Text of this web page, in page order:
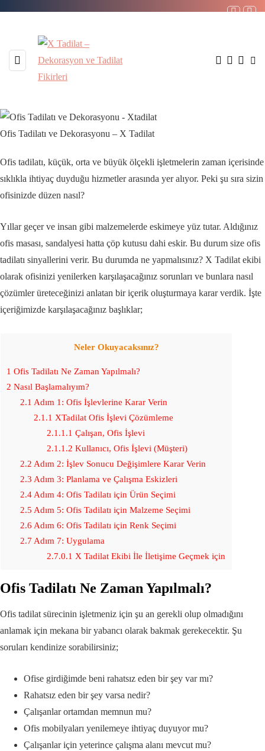
Ofis Tadilatı ve Dekorasyonu – X Tadilat
Ofis tadilatı, küçük, orta ve büyük ölçekli işletmelerin zaman içerisinde
sıklıkla ihtiyaç duyduğu hizmetler arasında yer alıyor. Peki şu sıra sizin
ofisinizde düzen nasıl?
Yıllar geçer ve insan gibi malzemelerde eskimeye yüz tutar. Aldığınız
ofis masası, sandalyesi hatta çöp kutusu dahi eskir. Bu durum size ofis
tadilatı sinyallerini verir. Bu durumda ne yapmalısınız? X Tadilat ekibi
olarak ofisinizi yenilerken karşılaşacağınız sorunları ve bunlara nasıl
çözümler üreteceğinizi anlatan bir içerik oluşturmaya karar verdik. İşte
içeriğimizde karşılaşacağınız başlıklar;
Neler Okuyacaksınız?
1 Ofis Tadilatı Ne Zaman Yapılmalı?
2 Nasıl Başlamalıyım?
2.1 Adım 1: Ofis İşlevlerine Karar Verin
2.1.1 XTadilat Ofis İşlevi Çözümleme
2.1.1.1 Çalışan, Ofis İşlevi
2.1.1.2 Kullanıcı, Ofis İşlevi (Müşteri)
2.2 Adım 2: İşlev Sonucu Değişimlere Karar Verin
2.3 Adım 3: Planlama ve Çalışma Eskizleri
2.4Adım 4: Ofis Tadilatı için Ürün Seçimi
2.5 Adım 5: Ofis Tadilatı için Malzeme Seçimi
2.6 Adım 6: Ofis Tadilatı için Renk Seçimi
2.7 Adım 7: Uygulama
2.7.0.1 X Tadilat Ekibi İle İletişime Geçmek için
Ofis Tadilatı Ne Zaman Yapılmalı?
Ofis tadilat sürecinin işletmeniz için şu an gerekli olup olmadığını
anlamak için mekana bir yabancı olarak bakmak gerekecektir. Şu
soruları kendinize sorabilirsiniz;
Ofise girdiğimde beni rahatsız eden bir şey var mı?
Rahatsız eden bir şey varsa nedir?
Çalışanlar ortamdan memnun mu?
Ofis mobilyaları yenilemeye ihtiyaç duyuyor mu?
Çalışanlar için yeterince çalışma alanı mevcut mu?